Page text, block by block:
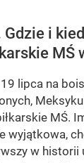
i
MŚ
lipca na
MŚ.
wyjątkowa,
w historii